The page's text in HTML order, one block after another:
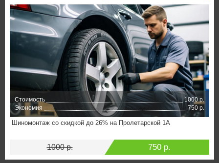
Стоимость
1000 р.
Экономия
750 р.
Шиномонтаж со скидкой до 26% на Пролетарской 1А
1000 р. 750 р.